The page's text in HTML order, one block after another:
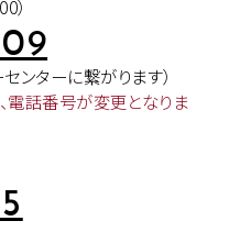
）
センターに繋がります）
電話番号が変更となりま